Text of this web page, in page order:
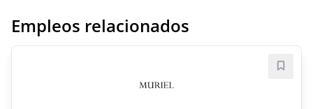
Empleos relacionados